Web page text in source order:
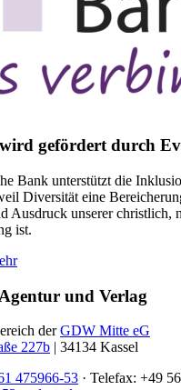
gefördert durch
Bank unterstützt die
Diversität eine
Ausdruck unserer christlich,
ist.
und Verlag
derGDW Mitte eG
227b | 34134 Kassel
475966-53 · Telefax: +49